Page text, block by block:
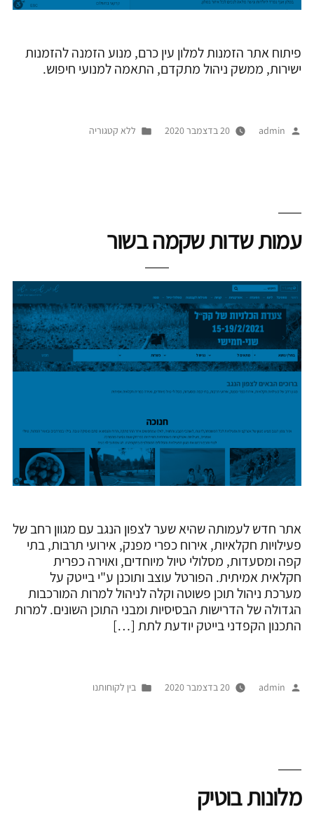
פיתוח אתר הזמנות למלון עין כרם, מנוע הזמנה להזמנות
ישירות, ממשק ניהול מתקדם, התאמה למנועי חיפוש.
פורסם
admin 20 בדצמבר 2020
Posted
ללא קטגוריה
עמות שדות שקמה בשור
אתר חדש לעמותה שהיא שער לצפון הנגב עם מגוון רחב של
פעילויות חקלאיות, אירוח כפרי מפנק, אירועי תרבות, בתי
קפה ומסעדות, מסלולי טיול מיוחדים, ואוירה כפרית
חקלאית אמיתית. הפורטל עוצב ותוכנן ע"י בייטק על
מערכת ניהול תוכן פשוטה וקלה לניהול למרות המורכבות
הגדולה של הדרישות הבסיסיות ומבני התוכן השונים. למרות
התכנון הקפדני בייטק יודעת לתת […]
פורסם
admin 20 בדצמבר 2020
Posted
בין לקוחותנו
מלונות בוטיק